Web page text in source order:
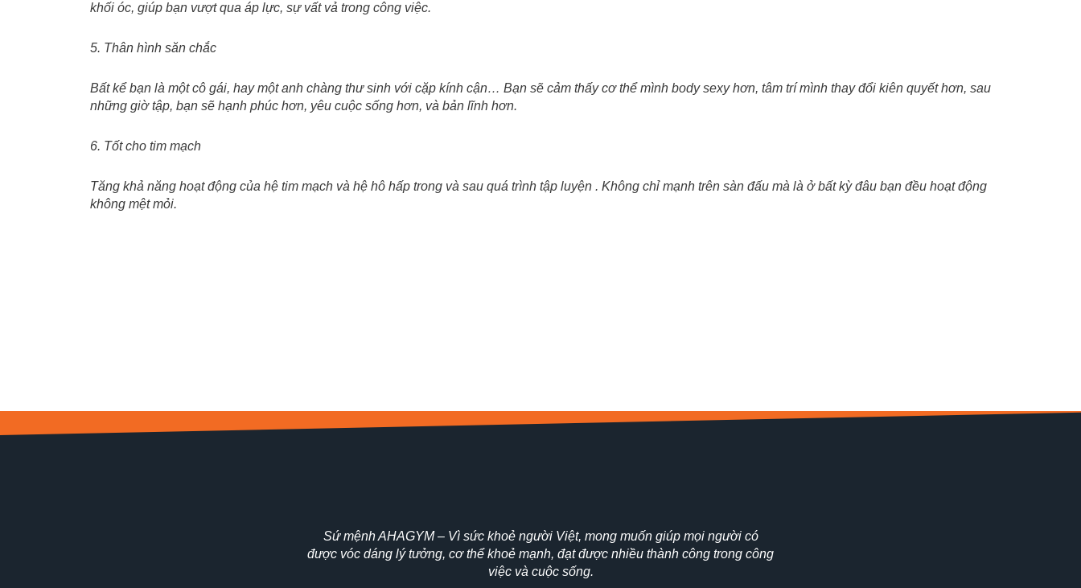
khối óc, giúp bạn vượt qua áp lực, sự vất vả trong công việc.
5. Thân hình săn chắc
Bất kể bạn là một cô gái, hay một anh chàng thư sinh với cặp kính cận… Bạn sẽ cảm thấy cơ thể mình body sexy hơn, tâm trí mình thay đổi kiên quyết hơn, sau
những giờ tập, bạn sẽ hạnh phúc hơn, yêu cuộc sống hơn, và bản lĩnh hơn.
6. Tốt cho tim mạch
Tăng khả năng hoạt động của hệ tim mạch và hệ hô hấp trong và sau quá trình tập luyện . Không chỉ mạnh trên sàn đấu mà là ở bất kỳ đâu bạn đều hoạt động
không mệt mỏi.
Sứ mệnh AHAGYM – Vì sức khoẻ người Việt, mong muốn giúp mọi người có
được vóc dáng lý tưởng, cơ thể khoẻ mạnh, đạt được nhiều thành công trong công
việc và cuộc sống.